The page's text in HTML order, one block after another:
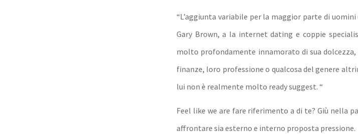
“L’aggiunta variabile per la maggior parte di
Gary Brown, a la internet dating e coppie
molto profondamente innamorato di sua
finanze, loro professione o qualcosa del genere
lui non è realmente molto ready suggest. “
Feel like we are fare riferimento a di te? Giù nella
affrontare sia esterno e interno proposta pressione.